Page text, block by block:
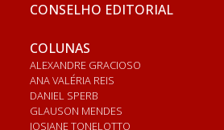
CONSELHO EDITORIAL
COLUNAS
ALEXANDRE GRACIOSO
ANA VALÉRIA REIS
DANIEL SPERB
GLAUSON MENDES
JOSIANE TONELOTTO